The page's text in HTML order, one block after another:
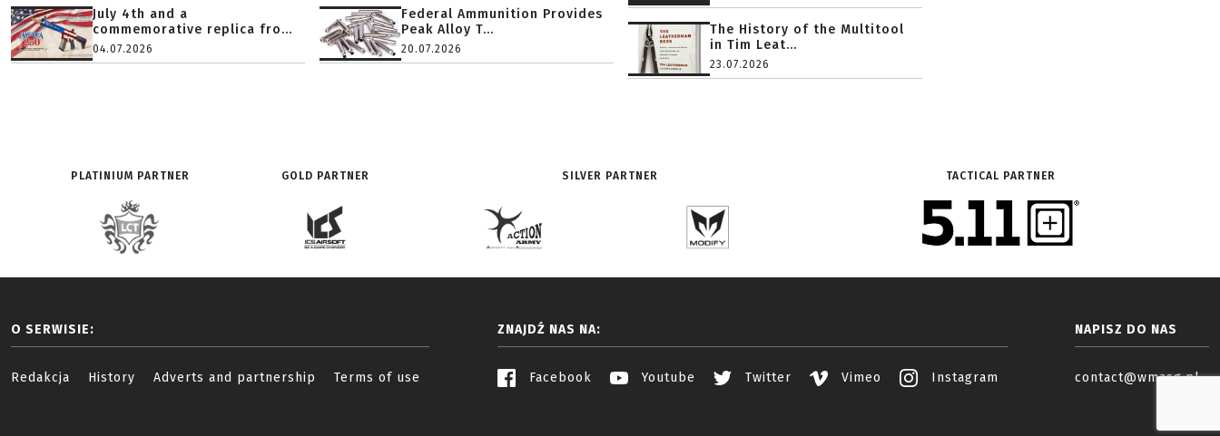
July 4th and a
commemorative replica fro...
04.07.2026
Federal Ammunition Provides
Peak Alloy T...
20.07.2026
The History of the Multitool
in Tim Leat...
23.07.2026
PLATINIUM PARTNER GOLD PARTNER SILVER PARTNER TACTICAL PARTNER
O SERWISIE:
Redakcja History Adverts and partnership Terms of use
ZNAJDŹ NAS NA:
Facebook Youtube Twitter Vimeo Instagram
NAPISZ DO NAS
contact@wmasg.pl